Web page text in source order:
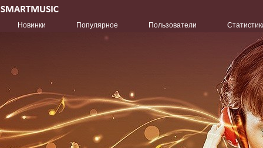
Новинки Популярное Пользователи